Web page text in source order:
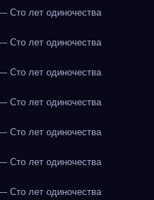
Сто лет одиночества
Сто лет одиночества
Сто лет одиночества
Сто лет одиночества
Сто лет одиночества
Сто лет одиночества
Сто лет одиночества